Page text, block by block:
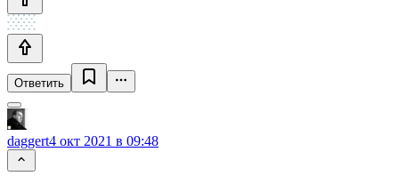
Ответить
daggert4 окт 2021 в 09:48